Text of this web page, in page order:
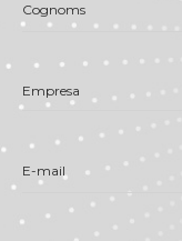
Cognoms
Empresa
E-mail